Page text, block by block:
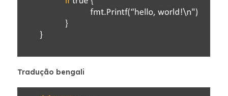
Tradução bengali